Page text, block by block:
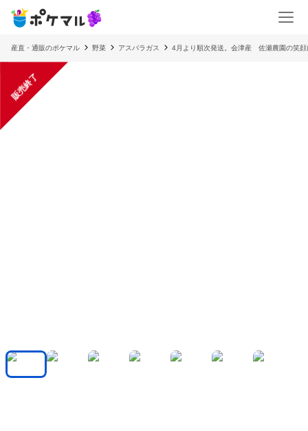
産直・通販のポケマル 野菜 アスパラガス 4月より順次発送。会津産 佐瀬農園の笑
販売終了